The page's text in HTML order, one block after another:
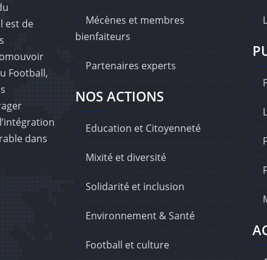
est de
Football,
dans
Mécènes et membres
bienfaiteurs
Partenaires experts
NOS ACTIONS
Education et Citoyenneté
Mixité et diversité
Solidarité et inclusion
Environnement & Santé
Football et culture